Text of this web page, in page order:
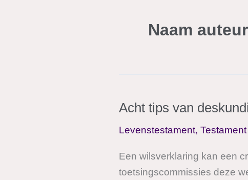
Naam
Acht tips van
Levenstestament,
Een wilsverklaring kan een
toetsingscommissies deze